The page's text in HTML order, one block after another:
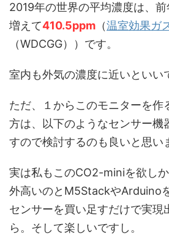
2019年の世界の平均濃度は、
増えて410.5ppm （温室効果ガ
（WDCGG））です。
室内も外気の濃度に近いといい
ただ、１からこのモニターを作
方は、以下のようなセンサー機
すので検討するのも良いと思い
実は私もこのCO2-miniを欲し
外高いのとM5StackやArduino
センサーを買い足すだけで実現
ら。そして楽しいですし。